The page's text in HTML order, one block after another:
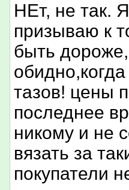
НЕт, не так.
призываю к
быть
тазов! цены
последнее
никому и не
вязать за
покупатели